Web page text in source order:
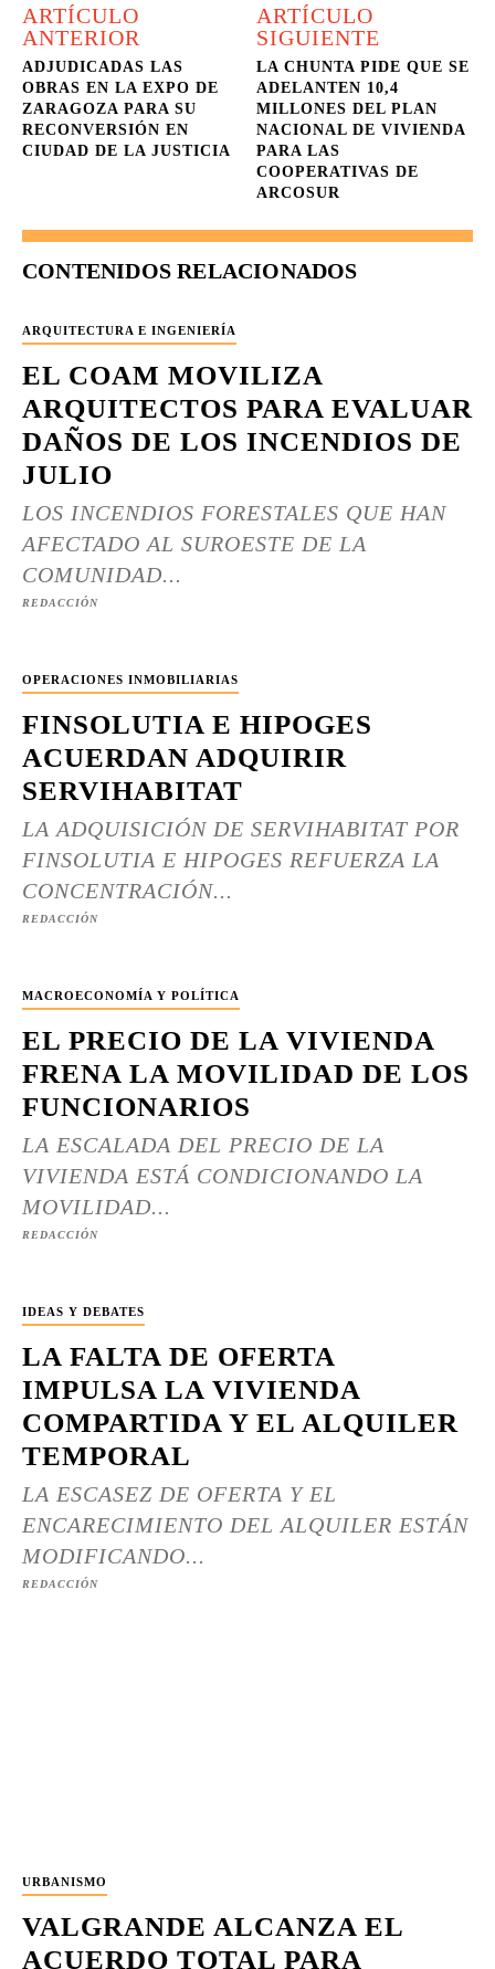
ARTÍCULO
ANTERIOR
ADJUDICADAS LAS
OBRAS EN LA EXPO DE
ZARAGOZA PARA SU
RECONVERSIÓN EN
CIUDAD DE LA JUSTICIA
ARTÍCULO
SIGUIENTE
LA CHUNTA PIDE QUE SE
ADELANTEN 10,4
MILLONES DEL PLAN
NACIONAL DE VIVIENDA
PARA LAS
COOPERATIVAS DE
ARCOSUR
CONTENIDOS RELACIONADOS
ARQUITECTURA E INGENIERÍA
EL COAM MOVILIZA
ARQUITECTOS PARA EVALUAR
DAÑOS DE LOS INCENDIOS DE
JULIO
LOS INCENDIOS FORESTALES QUE HAN
AFECTADO AL SUROESTE DE LA
COMUNIDAD...
REDACCIÓN
OPERACIONES INMOBILIARIAS
FINSOLUTIA E HIPOGES
ACUERDAN ADQUIRIR
SERVIHABITAT
LA ADQUISICIÓN DE SERVIHABITAT POR
FINSOLUTIA E HIPOGES REFUERZA LA
CONCENTRACIÓN...
REDACCIÓN
MACROECONOMÍA Y POLÍTICA
EL PRECIO DE LA VIVIENDA
FRENA LA MOVILIDAD DE LOS
FUNCIONARIOS
LA ESCALADA DEL PRECIO DE LA
VIVIENDA ESTÁ CONDICIONANDO LA
MOVILIDAD...
REDACCIÓN
IDEAS Y DEBATES
LA FALTA DE OFERTA
IMPULSA LA VIVIENDA
COMPARTIDA Y EL ALQUILER
TEMPORAL
LA ESCASEZ DE OFERTA Y EL
ENCARECIMIENTO DEL ALQUILER ESTÁN
MODIFICANDO...
REDACCIÓN
URBANISMO
VALGRANDE ALCANZA EL
ACUERDO TOTAL PARA